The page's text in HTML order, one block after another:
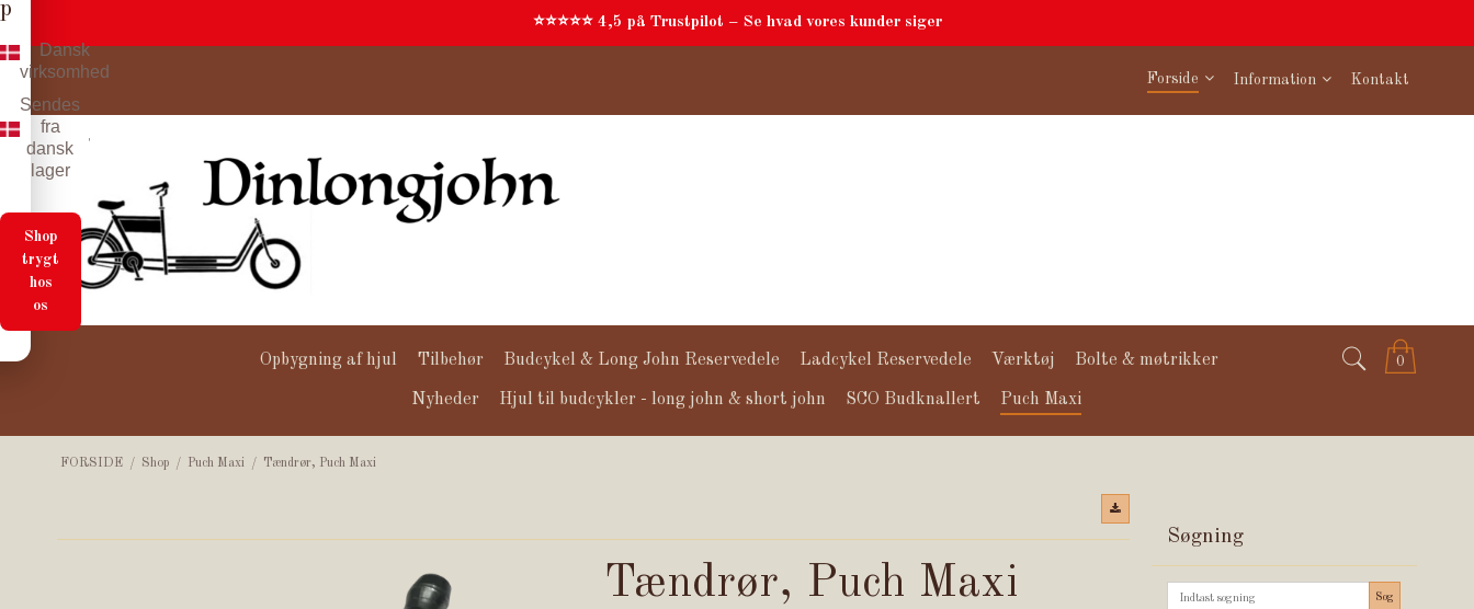
p
Dansk
virksomhed
Sendes
fra
dansk
lager
Shop
trygt
hos
os
⭐⭐⭐⭐⭐ 4,5 på Trustpilot – Se hvad vores kunder siger
Forside Information Kontakt
0
Opbygning af hjul Tilbehør Budcykel & Long John Reservedele Ladcykel Reservedele Værktøj Bolte & møtrikker
Nyheder Hjul til budcykler - long john & short john SCO Budknallert Puch Maxi
FORSIDE / Shop / Puch Maxi / Tændrør, Puch Maxi
Tændrør, Puch Maxi
Søgning
Søg